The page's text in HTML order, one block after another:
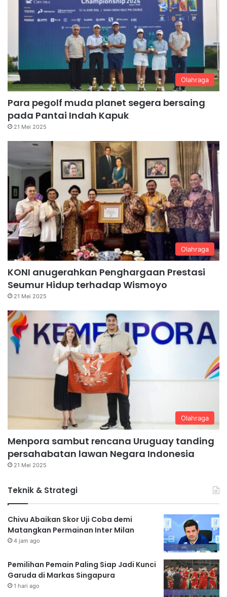
Olahraga
Para pegolf muda planet segera bersaing
pada Pantai Indah Kapuk
21 Mei 2025
Olahraga
KONI anugerahkan Penghargaan Prestasi
Seumur Hidup terhadap Wismoyo
21 Mei 2025
Olahraga
Menpora sambut rencana Uruguay tanding
persahabatan lawan Negara Indonesia
21 Mei 2025
Teknik & Strategi
Chivu Abaikan Skor Uji Coba demi
Matangkan Permainan Inter Milan
4 jam ago
Pemilihan Pemain Paling Siap Jadi Kunci
Garuda di Markas Singapura
1 hari ago